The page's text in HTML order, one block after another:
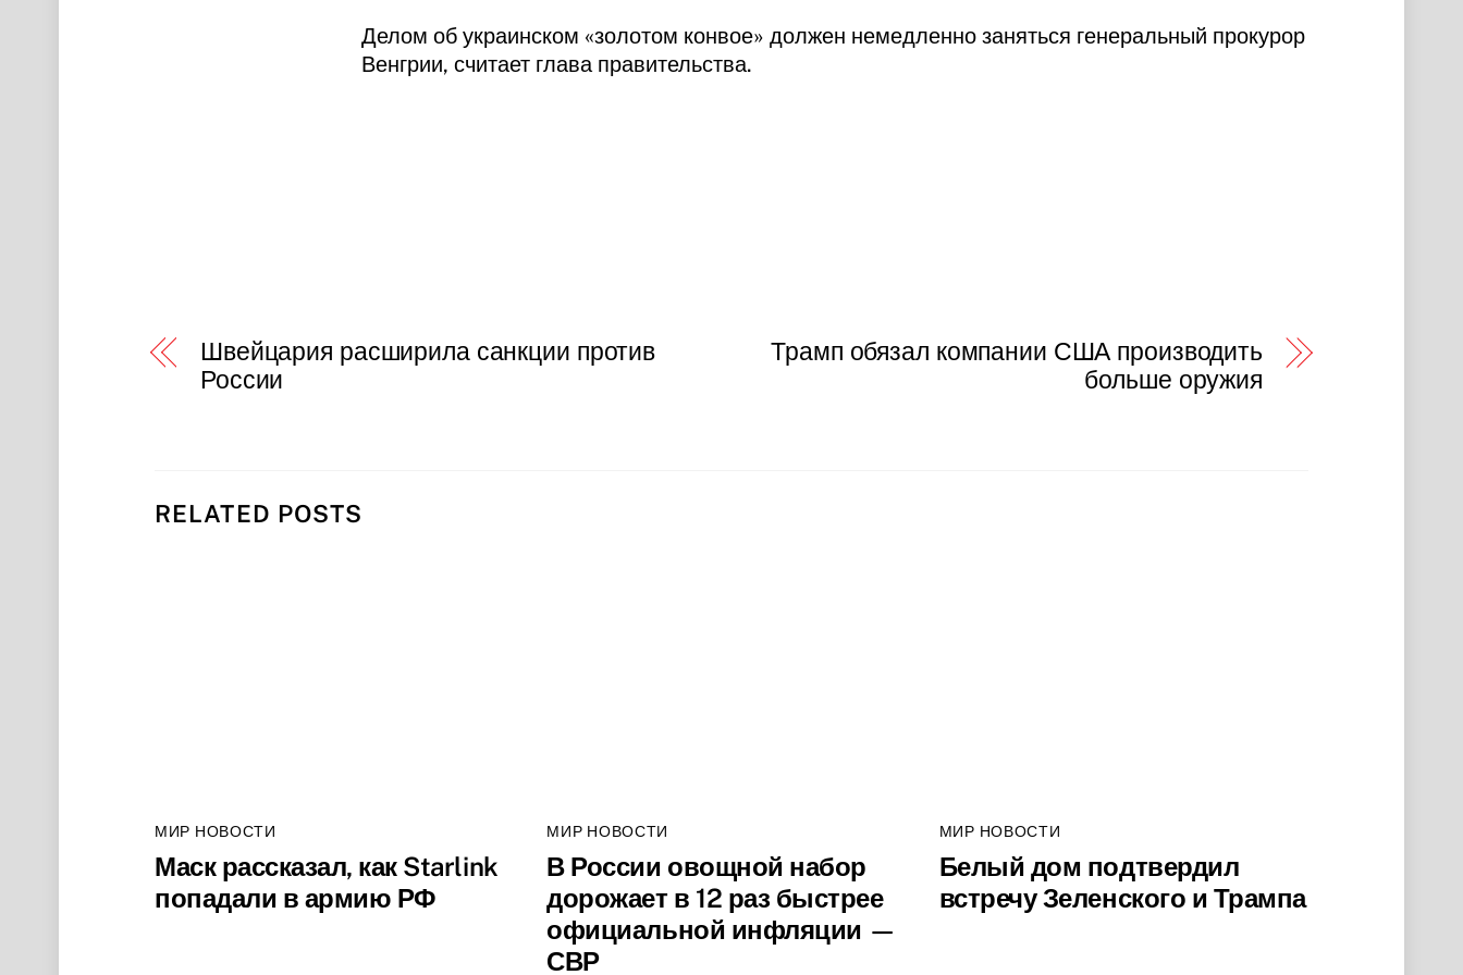
Делом об украинском «золотом конвое» должен немедленно заняться генеральный прокурор
Венгрии, считает глава правительства.
Швейцария расширила санкции против
России
Трамп обязал компании США производить
больше оружия
RELATED POSTS
МИР НОВОСТИ
Маск рассказал, как Starlink
попадали в армию РФ
МИР НОВОСТИ
В России овощной набор
дорожает в 12 раз быстрее
официальной инфляции —
СВР
МИР НОВОСТИ
Белый дом подтвердил
встречу Зеленского и Трампа